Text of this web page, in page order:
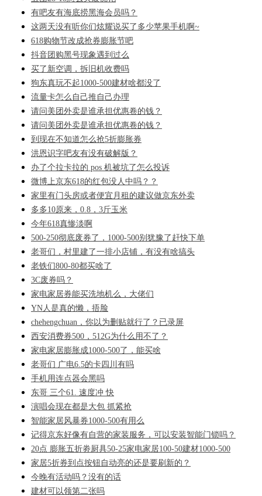
有吧友有海底捞黑海会员吗？
这两天没有听你们炫耀说买了多少苹果手机啊~
618购物节改成抢券膨胀节吧
抖音团购黑号现象遇到过么
买了新空调，拆旧机收费吗
狗东真玩不起1000-500建材啥都没了
流量卡怎么自己推自己办理
请问美团外卖是谁承担优惠卷的钱？
请问美团外卖是谁承担优惠卷的钱？
到现在不知道怎么抢5折膨胀券
洪恩识字吧友有没有破解版？
办了个拉卡拉的 pos 机被坑了怎么投诉
微博上京东618的红包没人中吗？？
家里有门头房或者便宜月租的建议做京东外卖
多多10原来，0.8，3斤玉米
今年618真惨淡啊
500-250彻底废券了，1000-500别犹豫了赶快下单
老哥们，村里建了一排小店铺，有没有啥搞头
老铁们800-80都买啥了
3C废券吗？
家电家居券能买洗地机么，大佬们
YN人是真的懒，捂脸
chehengchuan，你以为删贴就行了？已录屏
西安消费券500，512G为什么用不了？
家电家居膨胀成1000-500了，能买啥
老哥们 广电6.5的卡四川有吗
手机用连点器会黑吗
东哥 三个61. 速度冲 快
演唱会现在都是大包 抓紧抢
智能家居风暴券1000-500有用么
记得京东好像有自营的家装服务，可以安装智能门锁吗？
20点 膨胀五折劵厨具50-25家电家居100-50建材1000-500
家居5折券到点按钮自动亮的还是要刷新的？
今晚有活动吗？没有的话
建材可以领第二张吗